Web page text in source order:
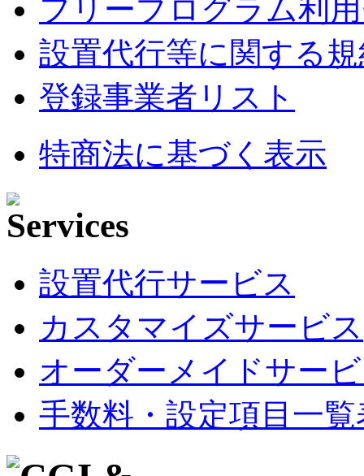
フリープログラム利
設置代行等に関する
登録事業者リスト
特商法に基づく表示
設置代行サービス
カスタマイズサービス
オーダーメイドサー
手数料・設定項目一覧